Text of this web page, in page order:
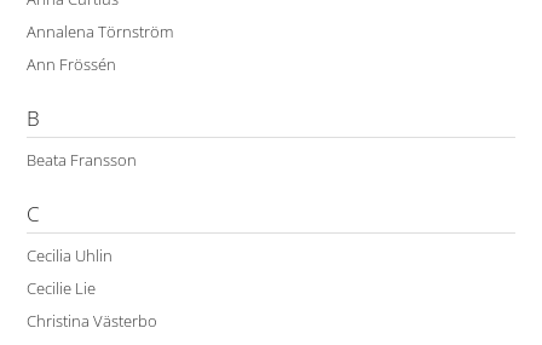
Annalena Törnström
Ann Frössén
B
Beata Fransson
C
Cecilia Uhlin
Cecilie Lie
Christina Västerbo